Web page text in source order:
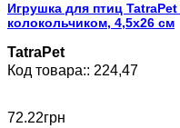
Игрушка для птиц
колокольчиком, 4,5х26 см
TatraPet
224,47
72.22грн